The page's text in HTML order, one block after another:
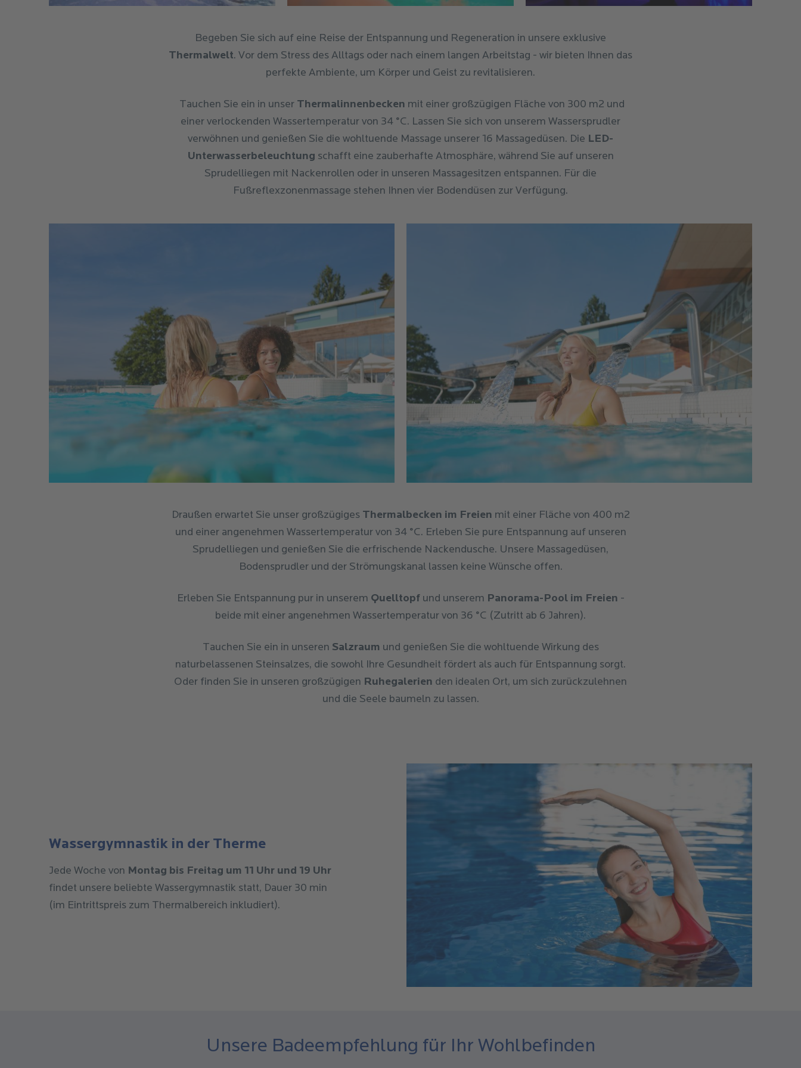
Begeben Sie sich auf eine Reise der Entspannung und Regeneration in unsere exklusive
Thermalwelt. Vor dem Stress des Alltags oder nach einem langen Arbeitstag - wir bieten Ihnen das
perfekte Ambiente, um Körper und Geist zu revitalisieren.
Tauchen Sie ein in unser Thermalinnenbecken mit einer großzügigen Fläche von 300 m2 und
einer verlockenden Wassertemperatur von 34 °C. Lassen Sie sich von unserem Wassersprudler
verwöhnen und genießen Sie die wohltuende Massage unserer 16 Massagedüsen. Die LED-
Unterwasserbeleuchtung schafft eine zauberhafte Atmosphäre, während Sie auf unseren
Sprudelliegen mit Nackenrollen oder in unseren Massagesitzen entspannen. Für die
Fußreflexzonenmassage stehen Ihnen vier Bodendüsen zur Verfügung.
Draußen erwartet Sie unser großzügiges Thermalbecken im Freien mit einer Fläche von 400 m2
und einer angenehmen Wassertemperatur von 34 °C. Erleben Sie pure Entspannung auf unseren
Sprudelliegen und genießen Sie die erfrischende Nackendusche. Unsere Massagedüsen,
Bodensprudler und der Strömungskanal lassen keine Wünsche offen.
Erleben Sie Entspannung pur in unserem Quelltopfund unserem Panorama-Pool im Freien -
beide mit einer angenehmen Wassertemperatur von 36 °C (Zutritt ab 6 Jahren).
Tauchen Sie ein in unseren Salzraum und genießen Sie die wohltuende Wirkung des
naturbelassenen Steinsalzes, die sowohl Ihre Gesundheit fördert als auch für Entspannung sorgt.
Oder finden Sie in unseren großzügigen Ruhegalerien den idealen Ort, um sich zurückzulehnen
und die Seele baumeln zu lassen.
Wassergymnastik in der Therme
Jede Woche von Montag bis Freitag um 11 Uhr und 19 Uhr
findet unsere beliebte Wassergymnastik statt, Dauer 30 min
(im Eintrittspreis zum Thermalbereich inkludiert).
Unsere Badeempfehlung für Ihr Wohlbefinden